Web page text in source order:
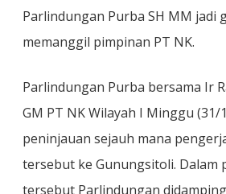
Parlindungan Purba SH MM jadi
memanggil pimpinan PT NK.
Parlindungan Purba bersama Ir
GM PT NK Wilayah I Minggu (31/
peninjauan sejauh mana
tersebut ke Gunungsitoli. Dalam
tersebut Parlindungan